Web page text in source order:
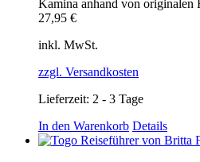
Kamina anhand von originalen
27,95 €
inkl. MwSt.
zzgl. Versandkosten
Lieferzeit: 2 - 3 Tage
In den Warenkorb Details